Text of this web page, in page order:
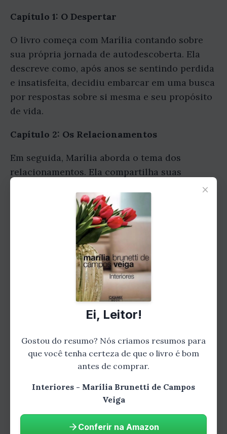
Capítulo 1: O Despertar
O livro começa com Marília contando sobre
sua própria jornada de autodescoberta. Ela
descreve como, após anos se sentindo perdida
e insatisfeita, decidiu embarcar em uma busca
por respostas sobre si mesma e seu propósito
de vida.
Capítulo 2: Os Relacionamentos
Em seguida, Marília aborda o tema dos
relacionamentos. Ela compartilha suas
experiências em relacionamentos amorosos,
familiares e de amizade, e reflete sobre a
importância de se conectar com pessoas que
nos apoiam e nos fazem crescer.
Capítulo 3: A Carreira
No terceiro capítulo, Marília fala sobre sua
carreira. Ela conta como passou por diversos
empregos antes de encontrar sua verdadeira
paixão: escrever. Marília também compartilha
carreira que nos faça felizes e realizados.
Capítulo 4: A Espiritualidade
×
Ei, Leitor!
Gostou do resumo? Nós criamos resumos para
que você tenha certeza de que o livro é bom
antes de comprar.
Interiores - Marília Brunetti de Campos
Veiga
Conferir na Amazon